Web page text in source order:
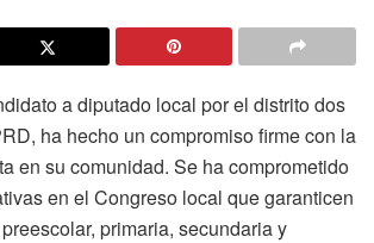
a diputado local por el distrito dos
ha hecho un compromiso firme con la
en su comunidad. Se ha comprometido
en el Congreso local que garanticen
primaria, secundaria y